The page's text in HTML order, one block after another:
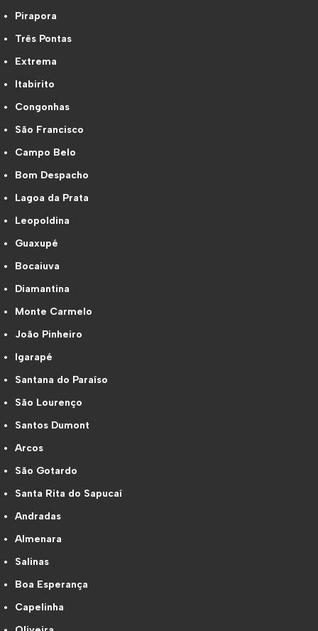
Pirapora
Três Pontas
Extrema
Itabirito
Congonhas
São Francisco
Campo Belo
Bom Despacho
Lagoa da Prata
Leopoldina
Guaxupé
Bocaiuva
Diamantina
Monte Carmelo
João Pinheiro
Igarapé
Santana do Paraíso
São Lourenço
Santos Dumont
Arcos
São Gotardo
Santa Rita do Sapucaí
Andradas
Almenara
Salinas
Boa Esperança
Capelinha